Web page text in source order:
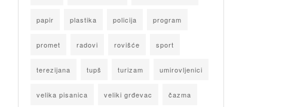
papir plastika policija program
promet radovi rovišće sport
terezijana tupš turizam umirovljenici
velika pisanica veliki grđevac čazma